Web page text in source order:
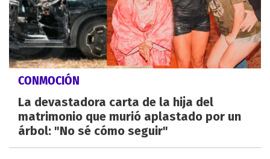
CONMOCIÓN
La devastadora carta de la hija del
matrimonio que murió aplastado por un
árbol: "No sé cómo seguir"